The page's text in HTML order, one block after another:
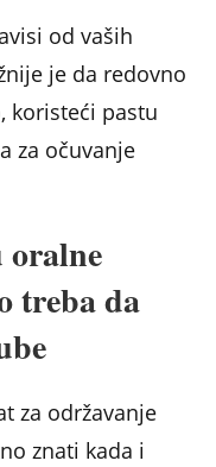
od vaših
je da redovno
koristeći pastu
za očuvanje
oralne
treba da
za održavanje
znati kada i